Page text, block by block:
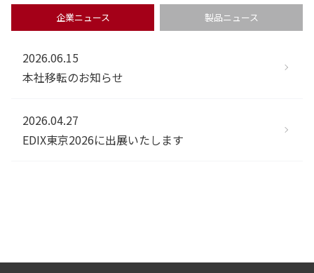
企業ニュース 製品ニュース
2026.06.15
本社移転のお知らせ
2026.04.27
EDIX東京2026に出展いたします